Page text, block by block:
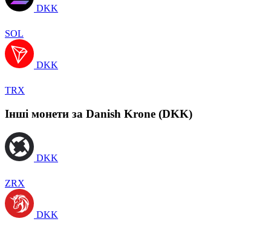
DKK
SOL
DKK
TRX
Інші монети за Danish Krone (DKK)
DKK
ZRX
DKK